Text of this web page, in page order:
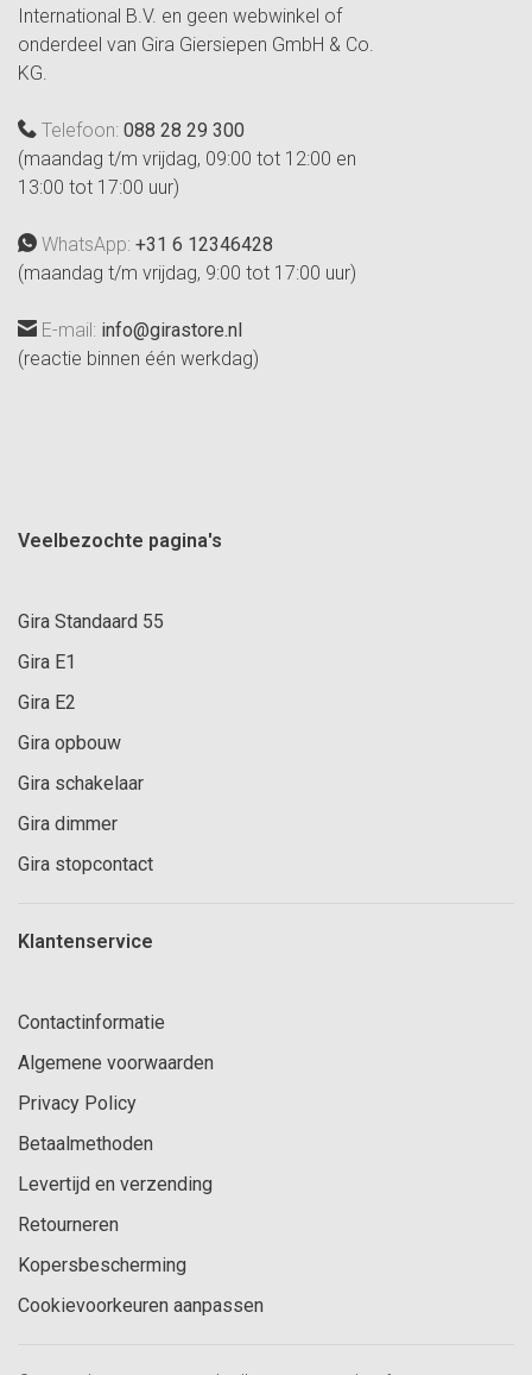
International B.V. en geen webwinkel of
onderdeel van Gira Giersiepen GmbH & Co.
KG.
Telefoon: 088 28 29 300
(maandag t/m vrijdag, 09:00 tot 12:00 en
13:00 tot 17:00 uur)
WhatsApp: +31 6 12346428
(maandag t/m vrijdag, 9:00 tot 17:00 uur)
E-mail: info@girastore.nl
(reactie binnen één werkdag)
Veelbezochte pagina's
Gira Standaard 55
Gira E1
Gira E2
Gira opbouw
Gira schakelaar
Gira dimmer
Gira stopcontact
Klantenservice
Contactinformatie
Algemene voorwaarden
Privacy Policy
Betaalmethoden
Levertijd en verzending
Retourneren
Kopersbescherming
Cookievoorkeuren aanpassen